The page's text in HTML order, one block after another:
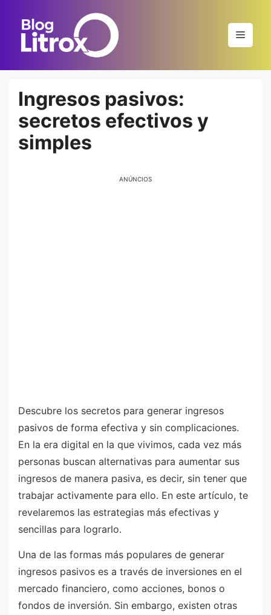
contenido
Menú
Ingresos pasivos:
secretos efectivos y
simples
ANÚNCIOS
Descubre los secretos para generar ingresos
pasivos de forma efectiva y sin complicaciones.
En la era digital en la que vivimos, cada vez más
personas buscan alternativas para aumentar sus
ingresos de manera pasiva, es decir, sin tener que
trabajar activamente para ello. En este artículo, te
revelaremos las estrategias más efectivas y
sencillas para lograrlo.
Una de las formas más populares de generar
ingresos pasivos es a través de inversiones en el
mercado financiero, como acciones, bonos o
fondos de inversión. Sin embargo, existen otras